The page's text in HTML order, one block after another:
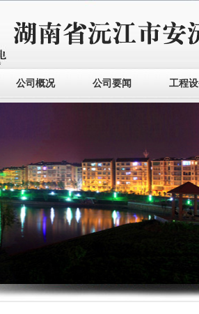
公司概况 公司要闻 工程